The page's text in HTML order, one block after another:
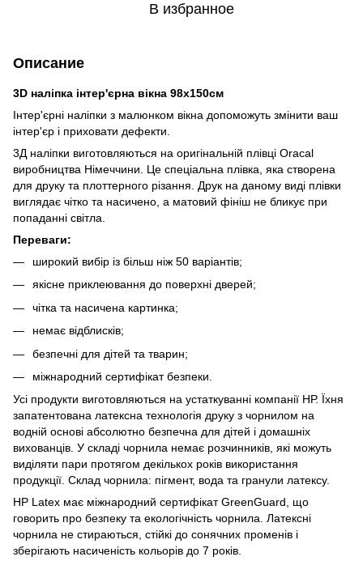
В избранное
Описание
3D наліпка інтер'єрна вікна 98х150см
Інтер'єрні наліпки з малюнком вікна допоможуть змінити ваш
інтер'єр і приховати дефекти.
3Д наліпки виготовляються на оригінальній плівці Oracal
виробництва Німеччини. Це спеціальна плівка, яка створена
для друку та плоттерного різання. Друк на даному виді плівки
виглядає чітко та насичено, а матовий фініш не бликує при
попаданні світла.
Переваги:
широкий вибір із більш ніж 50 варіантів;
якісне приклеювання до поверхні дверей;
чітка та насичена картинка;
немає відблисків;
безпечні для дітей та тварин;
міжнародний сертифікат безпеки.
Усі продукти виготовляються на устаткуванні компанії НР. Їхня
запатентована латексна технологія друку з чорнилом на
водній основі абсолютно безпечна для дітей і домашніх
вихованців. У складі чорнила немає розчинників, які можуть
виділяти пари протягом декількох років використання
продукції. Склад чорнила: пігмент, вода та гранули латексу.
HP Latex має міжнародний сертифікат GreenGuard, що
говорить про безпеку та екологічність чорнила. Латексні
чорнила не стираються, стійкі до сонячних променів і
зберігають насиченість кольорів до 7 років.